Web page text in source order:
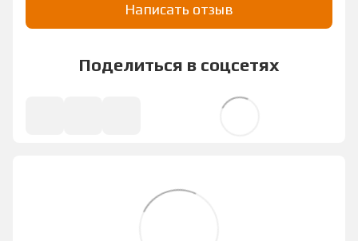
Написать отзыв
Поделиться в соцсетях